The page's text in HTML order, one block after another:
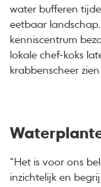
water bufferen
eetbaar
kenniscentrum
lokale chef-koks
krabbenscheer
“Het is voor ons
inzichtelijk en